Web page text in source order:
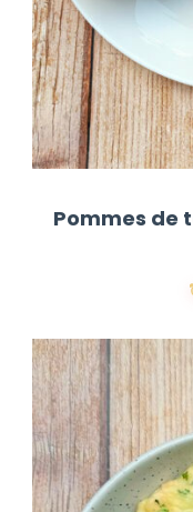
Pommes de